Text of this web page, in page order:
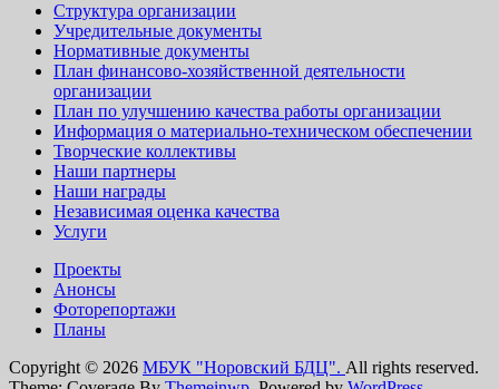
Структура организации
Учредительные документы
Нормативные документы
План финансово-хозяйственной деятельности
организации
План по улучшению качества работы организации
Информация о материально-техническом обеспечении
Творческие коллективы
Наши партнеры
Наши награды
Независимая оценка качества
Услуги
Проекты
Анонсы
Фоторепортажи
Планы
Copyright © 2026 МБУК "Норовский БДЦ". All rights reserved.